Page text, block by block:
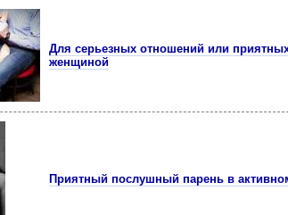
Для серьезных отношений или
женщиной
Приятный послушный парень в